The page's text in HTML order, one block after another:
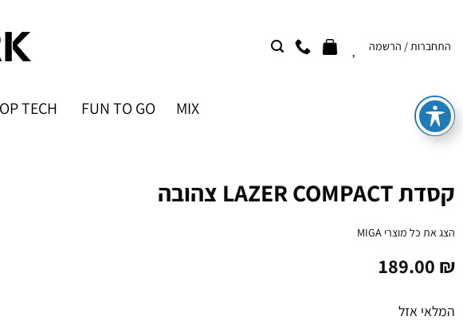
content
התחברות / הרשמה
MIX
FUN TO GO
TECH
קסדת LAZER COMPACT צהובה
הצג את כל מוצרי MIGA
189.00 ₪
המלאי אזל